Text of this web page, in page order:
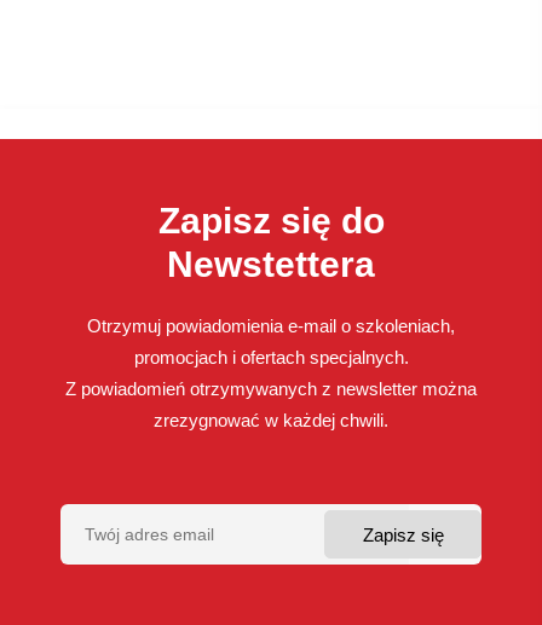
Zapisz się do
Newstettera
Otrzymuj powiadomienia e-mail o szkoleniach,
promocjach i ofertach specjalnych.
Z powiadomień otrzymywanych z newsletter można
zrezygnować w każdej chwili.